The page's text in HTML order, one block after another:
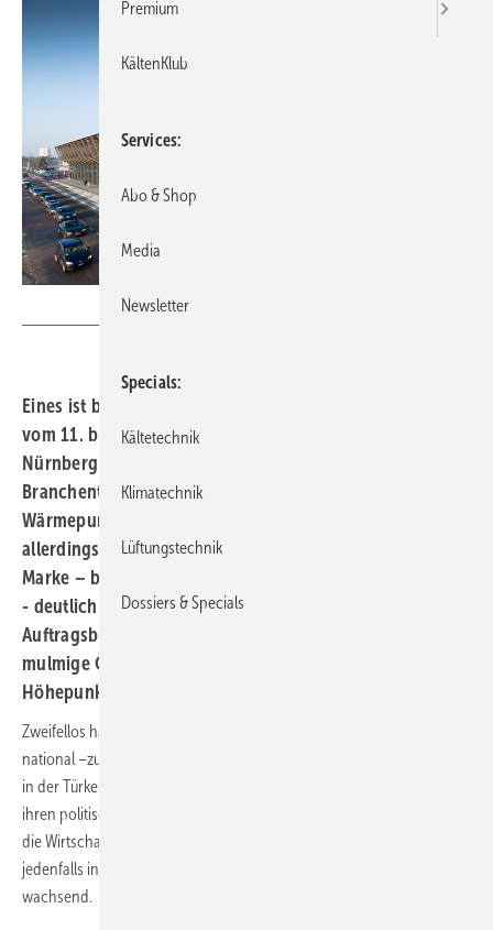
Eines ist bereits sicher: die fünfte Ausgabe der Chillventa
vom 11. bis 13. Oktober 2016 auf dem Messegelände in
Nürnberg wird erneut ein maßgeblicher internationaler
Branchentreff der Kälte-, Klima-, Lüftungs- und
Wärmepumpentechnik werden. Abzuwarten bleibt
allerdings, ob die Besucherzahl erneut die 30 000er-
Marke – bisher kamen über 50 Prozent aus dem Ausland
- deutlich überwinden wird. Denn trotz voller
Auftragsbücher in den relevanten Branchen bleibt das
mulmige Gefühl, dass die „Party“ in nächster Zeit ihren
Höhepunkt erreicht haben könnte.
Zweifellos hat sich das politische Umfeld – international und auch
national –zuletzt klar verschlechtert; der fast sichere „Brexit“, die Lage
in der Türkei sowie die weiterhin virulente Flüchtlingsproblematik mit
ihren politischen Auswirkungen drücken auf die Stimmung – wird sich
die Wirtschaft dem auf Dauer entziehen können? Zuletzt zeigte sie sich
jedenfalls insgesamt robust, wenn auch nicht mehr dynamisch
wachsend.
Premium
KältenKlub
Services
Abo & Shop
Media
Newsletter
Specials
Kältetechnik
Klimatechnik
Lüftungstechnik
Dossiers & Specials